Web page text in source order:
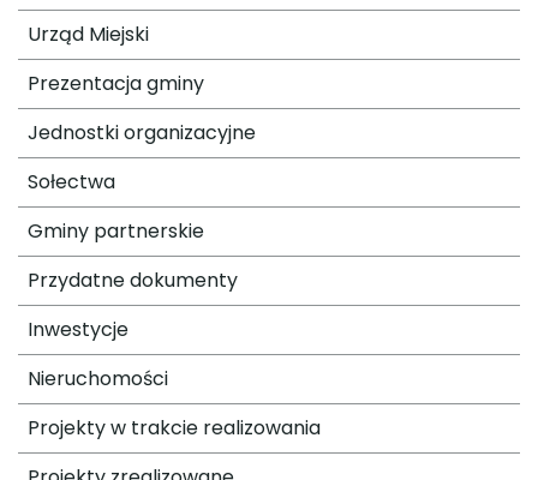
Urząd Miejski
Prezentacja gminy
Jednostki organizacyjne
Sołectwa
Gminy partnerskie
Przydatne dokumenty
Inwestycje
Nieruchomości
Projekty w trakcie realizowania